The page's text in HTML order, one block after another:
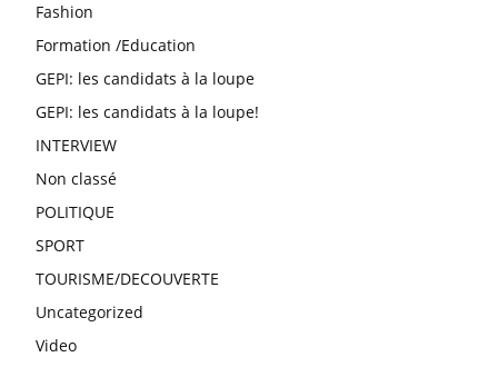
Fashion
Formation /Education
GEPI: les candidats à la loupe
GEPI: les candidats à la loupe!
INTERVIEW
Non classé
POLITIQUE
SPORT
TOURISME/DECOUVERTE
Uncategorized
Video